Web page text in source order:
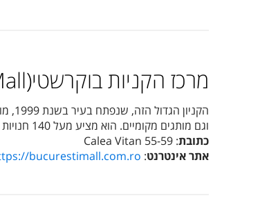
מרכז הקניות בוקרשטי(Bucuresti Mall)
וגם מותגים מקומיים. הוא מציע מעל 140 חנויות שונות למבקרים, בהן אפשר למצוא מבחר של מוצרים מסוגים שונים. הוא פתוח לאורך כל השבוע עד השעה 22:00 בלילה.
כתובת: Calea Vitan 55-59
אתר אינטרנט:
bucurestimall.com.ro/